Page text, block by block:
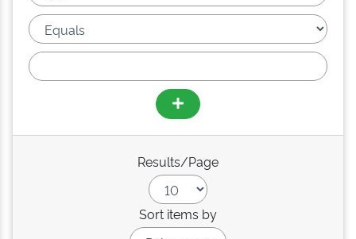
Results/Page
Sort items by